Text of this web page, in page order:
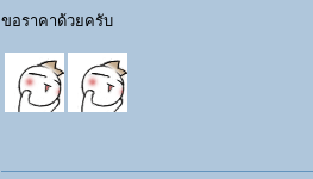
ขอราคาด้วยครับ